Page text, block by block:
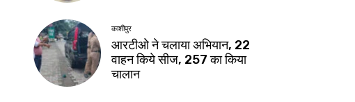
काशीपुर
आरटीओ ने चलाया अभियान, 22
वाहन किये सीज, 257 का किया
चालान